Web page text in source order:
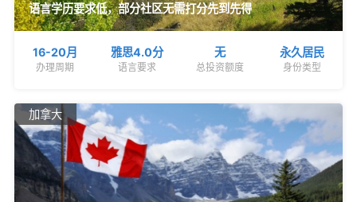
语言学历要求低，部分社区无需打分先到先得
16-20月
办理周期
雅思4.0分
语言要求
无
总投资额度
永久居民
身份类型
加拿大